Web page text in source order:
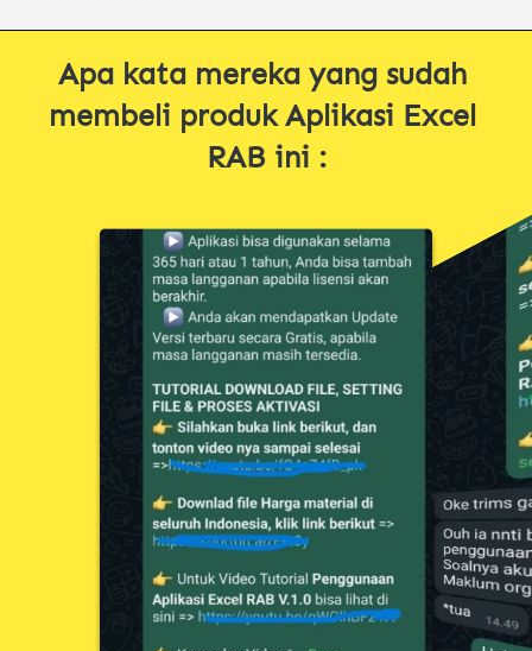
Apa kata mereka yang sudah
membeli produk Aplikasi Excel
RAB ini :